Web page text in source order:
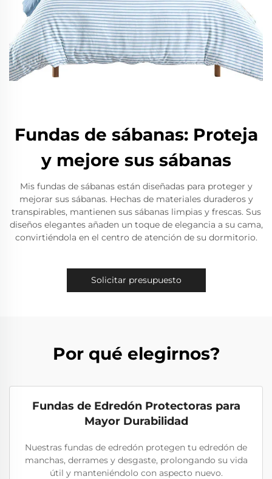
Fundas de sábanas: Proteja
y mejore sus sábanas
Mis fundas de sábanas están diseñadas para proteger y
mejorar sus sábanas. Hechas de materiales duraderos y
transpirables, mantienen sus sábanas limpias y frescas. Sus
diseños elegantes añaden un toque de elegancia a su cama,
convirtiéndola en el centro de atención de su dormitorio.
Solicitar presupuesto
Por qué elegirnos?
Fundas de Edredón Protectoras para
Mayor Durabilidad
Nuestras fundas de edredón protegen tu edredón de
manchas, derrames y desgaste, prolongando su vida
útil y manteniéndolo con aspecto nuevo.